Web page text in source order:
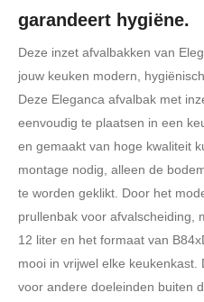
garandeert hygiëne.
Deze inzet afvalbakken van
jouw keuken modern,
Deze Eleganca afvalbak met
eenvoudig te plaatsen in een
en gemaakt van hoge kwaliteit
montage nodig, alleen de
te worden geklikt. Door het
prullenbak voor afvalscheiding,
12 liter en het formaat van
mooi in vrijwel elke
voor andere doeleinden buiten